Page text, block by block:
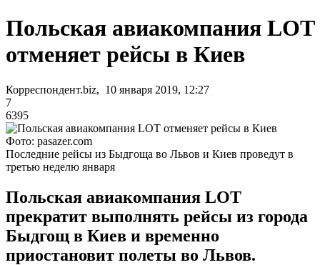
Польская авиакомпания LOT
отменяет рейсы в Киев
Корреспондент.biz, 10 января 2019, 12:27
7
6395
Фото: pasazer.com
Последние рейсы из Быдгоща во Львов и Киев проведут в
третью неделю января
Польская авиакомпания LOT
прекратит выполнять рейсы из города
Быдгощ в Киев и временно
приостановит полеты во Львов.